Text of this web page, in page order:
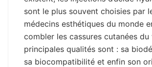
sont le plus souvent choisies par
médecins esthétiques du monde
combler les cassures cutanées du
principales qualités sont : sa
sa biocompatibilité et enfin son